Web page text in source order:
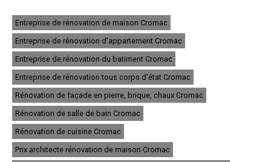
- Entreprise de rénovation immobilière à Couzeix
- Entreprise de rénovation immobilière à Isle
- Entreprise de rénovation immobilière à Saint-Yrieix-la-Perche
- Entreprise de rénovation immobilière à Le Palais-sur-Vienne
- Entreprise de rénovation immobilière à Feytiat
- Entreprise de rénovation immobilière à Aixe-sur-Vienne
- Entreprise de rénovation immobilière à Ambazac
- Entreprise de rénovation immobilière à Condat-sur-Vienne
- Entreprise de rénovation immobilière à Saint-Léonard-de-Noblat
- Entreprise de rénovation immobilière à Bellac
- Entreprise de rénovation immobilière à Rilhac-Rancon
- Entreprise de rénovation immobilière à Verneuil-sur-Vienne
- Entreprise de rénovation immobilière à Rochechouart
Entreprise de rénovation de maison Cromac
Entreprise de rénovation d'appartement Cromac
Entreprise de rénovation du batiment Cromac
Entreprise de rénovation tous corps d'état Cromac
Rénovation de façade en pierre, brique, chaux Cromac
Rénovation de salle de bain Cromac
Rénovation de cuisine Cromac
Prix architecte rénovation de maison Cromac